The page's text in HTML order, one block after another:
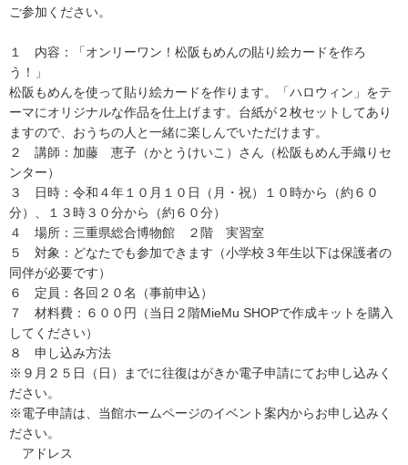
ご参加ください。
１ 内容：「オンリーワン！松阪もめんの貼り絵カードを作ろ
う！」
松阪もめんを使って貼り絵カードを作ります。「ハロウィン」をテ
ーマにオリジナルな作品を仕上げます。台紙が２枚セットしてあり
ますので、おうちの人と一緒に楽しんでいただけます。
２ 講師：加藤 恵子（かとうけいこ）さん（松阪もめん手織りセ
ンター）
３ 日時：令和４年１０月１０日（月・祝）１０時から（約６０
分）、１３時３０分から（約６０分）
４ 場所：三重県総合博物館 ２階 実習室
５ 対象：どなたでも参加できます（小学校３年生以下は保護者の
同伴が必要です）
６ 定員：各回２０名（事前申込）
７ 材料費：６００円（当日２階MieMu SHOPで作成キットを購入
してください）
８ 申し込み方法
※９月２５日（日）までに往復はがきか電子申請にてお申し込みく
ださい。
※電子申請は、当館ホームページのイベント案内からお申し込みく
ださい。
アドレス